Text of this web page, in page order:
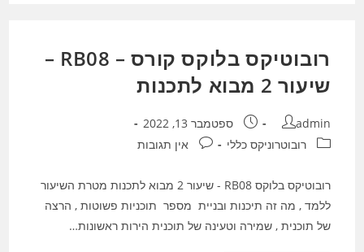
למידה
רובוטיקס בלוקס קורס – RB08 –
שיעור 2 מבוא לתכנות
מחבר:
admin פורסם:ספטמבר 13, 2022
קטגוריה:רובוטרוניקס כללי תגובות:אין תגובות
רובוטיקס בלוקס RB08 - שיעור 2 מבוא לתכנות מטרת השיעור
ללמד , מה זה תיכנות ובניית מספר תוכניות פשוטות , הרצה
של תוכנית , שמירה וטעינה של תוכנית הירות ראשונות…